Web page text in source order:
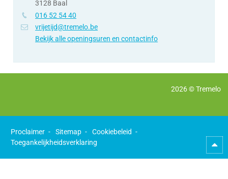
3128 Baal
tel.
016 52 54 40
e-
vrijetijd@tremelo.be
Bekijk alle openingsuren en contactinfo
2026 ©Tremelo
Proclaimer Sitemap
Cookiebeleid
Toegankelijkheidsverklaring